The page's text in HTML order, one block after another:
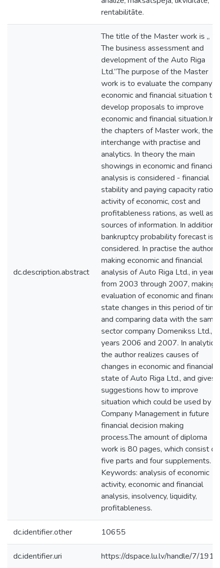
rentabilitāte.
dc.description.abstract
The title of the Master work is „
The business assessment and
development of the Auto Riga
Ltd.”The purpose of the Master
work is to evaluate the company’s
economic and financial situation to
develop proposals to improve
economic and financial situation.In
the chapters of Master work,
interchange with practise and
analytics. In theory the main
showings in economic and financial
analysis is considered - financial
stability and paying capacity
activity of economic, cost and
profitableness rations, as well as
sources of information. In addition,
bankruptcy probability forecast is
considered. In practise the author
making economic and financial
analysis of Auto Riga Ltd., in years
from 2003 through 2007, making
evaluation of economic and
state changes in this period of time
and comparing data with the same
sector company Domenikss Ltd., in
years 2006 and 2007. In analytic
the author realizes causes of
changes in economic and financial
state of Auto Riga Ltd., and gives
suggestions how to improve
situation which could be used by
Company Management in future
financial decision making
process.The amount of diploma
work is 80 pages, which consist of
five parts and four supplements.
Keywords: analysis of economic
activity, economic and financial
analysis, insolvency, liquidity,
profitableness.
dc.identifier.other 10655
dc.identifier.uri https://dspace.lu.lv/handle/7/